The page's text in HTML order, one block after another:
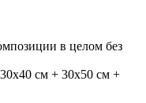
в целом без
см + 30х50 см +